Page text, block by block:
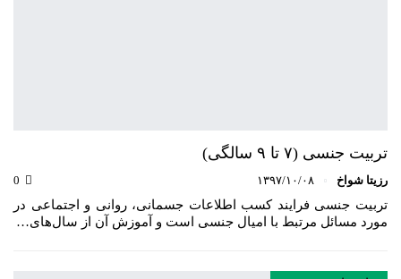
تربیت جنسی (۷ تا ۹ سالگی)
رزیتا شواخ ۱۳۹۷/۱۰/۰۸
تربیت جنسی فرایند کسب اطلاعات جسمانی، روانی و اجتماعی در
مورد مسائل مرتبط با امیال جنسی است و آموزش آن از سال‌های…